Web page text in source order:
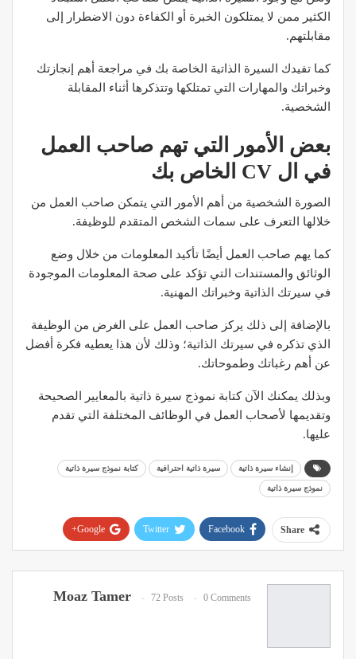
الكثير ممن لا يمتلكون الخبرة أو الكفاءة دون الاضطرار إلى
مقابلتهم.
كما تفيدك السيرة الذاتية الخاصة بك في مراجعة أهم إنجازتك
وخبراتك والمهارات التي تمتلكها وتتذكرها أثناء المقابلة
الشخصية.
بعض الأمور التي تهم صاحب العمل
في ال CV الخاص بك
الصورة الشخصية من أهم الأمور التي يتمكن صاحب العمل من
خلالها التعرف على سمات الشخص المتقدم للوظيفة.
كما يهم صاحب العمل أيضًا تأكيد المعلومات من خلال وضع
الوثائق والمستندات التي تؤكد على صحة المعلومات الموجودة
في سيرتك الذاتية وخبراتك المهنية.
بالإضافة إلى ذلك يركز صاحب العمل على الغرض من الوظيفة
الذي تذكره في سيرتك الذاتية؛ وذلك لأن هذا يعطيه فكرة أفضل
عن أهم رغباتك وطموحاتك.
وبذلك يمكنك الآن كتابة نموذج سيرة ذاتية بالمعايير الصحيحة
وتقديمها لأصحاب العمل في الوظائف المختلفة التي تقدم
عليها.
إنشاء سيرة ذاتية سيرة ذاتية احترافية كتابة نموذج سيرة ذاتية
نموذج سيرة ذاتية
Share
Facebook
Twitter
Google+
Email
Moaz Tamer 72 Posts 0 Comments